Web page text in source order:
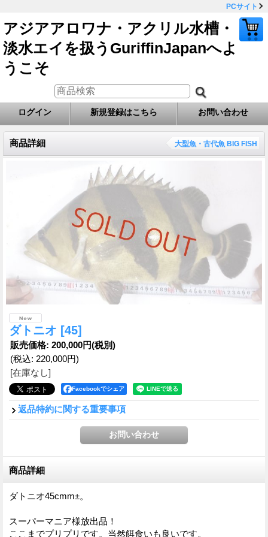
PCサイト
アジアアロワナ・アクリル水槽・
淡水エイを扱うGuriffinJapanへよ
うこそ
ログイン 新規登録はこちら お問い合わせ
商品詳細 大型魚・古代魚 BIG FISH
ダトニオ [45]
販売価格: 200,000円(税別)
(税込: 220,000円)
[在庫なし]
Facebookでシェア
返品特約に関する重要事項
商品詳細
ダトニオ45cmm±。
スーパーマニア様放出品！
ここまでプリプリです。当然餌食いも良いです。